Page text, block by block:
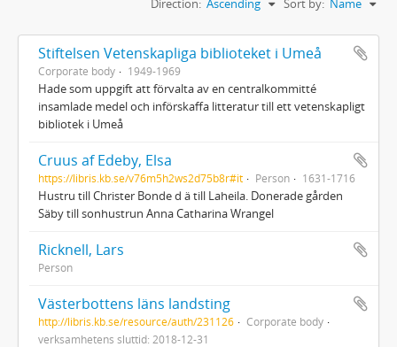
Sort by: Name
Direction: Ascending
Stiftelsen Vetenskapliga biblioteket i Umeå
Corporate body 1949-1969
Hade som uppgift att förvalta av en centralkommitté
insamlade medel och införskaffa litteratur till ett vetenskapligt
bibliotek i Umeå
Cruus af Edeby, Elsa
https://libris.kb.se/v76m5h2ws2d75b8r#it Person 1631-1716
Hustru till Christer Bonde d ä till Laheila. Donerade gården
Säby till sonhustrun Anna Catharina Wrangel
Ricknell, Lars
Person
Västerbottens läns landsting
http://libris.kb.se/resource/auth/231126
Corporate body
verksamhetens sluttid: 2018-12-31